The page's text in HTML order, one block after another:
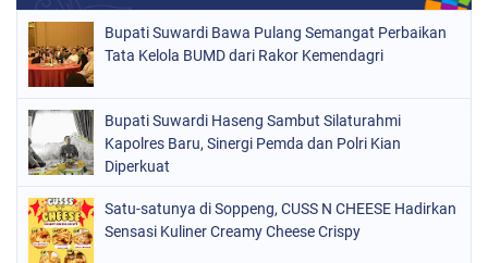
NASIONAL (748)
ORGANISASI
PERISTIWA
POLITIK
POLRI
SOPPENG (1149)
SULSEL
Bupati Suwardi Bawa Pulang Semangat Perbaikan
Tata Kelola BUMD dari Rakor Kemendagri
Bupati Suwardi Haseng Sambut Silaturahmi
Kapolres Baru, Sinergi Pemda dan Polri Kian
Diperkuat
Satu-satunya di Soppeng, CUSS N CHEESE Hadirkan
Sensasi Kuliner Creamy Cheese Crispy